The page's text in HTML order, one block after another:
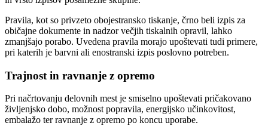
Pravila, kot so privzeto obojestransko tiskanje, črno beli izpis za
običajne dokumente in nadzor večjih tiskalnih opravil, lahko
zmanjšajo porabo. Uvedena pravila morajo upoštevati tudi primere,
pri katerih je barvni ali enostranski izpis poslovno potreben.
Trajnost in ravnanje z opremo
Pri načrtovanju delovnih mest je smiselno upoštevati pričakovano
življenjsko dobo, možnost popravila, energijsko učinkovitost,
embalažo ter ravnanje z opremo po koncu uporabe.